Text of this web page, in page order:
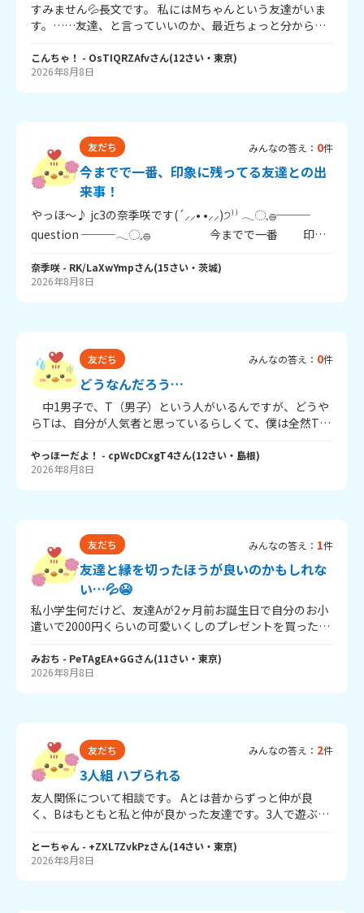
すみません💦長文です。 私にはMちゃんという友達がいま
す。……友達、と言っていいのか、最近ちょっと分からな
ったり、軽く扱ったり、上から目線で話したりします。何
かを頼まれることも多く、こき使われているように感じる
すって楽しいものなのに、Mちゃんといる時は楽しいより
先に「嫌だな……」「何を言われるんだろう……」と思っ
てしまいます。 そんな中、少し前にMちゃんが「私、絵画
展覧会に絵を飾るんだぁ～！私って絵が上手だから！！」
と、私に絵画展覧会のチケットをくれました。 その時は少
し嬉しかったです。「特別にあげる」と言ってくれたの
「やっぱりHちゃんにあげたいから、返して」と言われま
した。 返したくなかったというより、「特別にあげる」と
「今は机の中にあるから、あとでね」と言うと、Mちゃん
は「今がいいから！💢」と言って、私の許可なく机の中を
探し、勝手にチケットを持って行ってしまいました。 チケ
ットのことだけではなく、私の気持ちや意思を大切にして
もらえなかったことが悲しかったです。「私ってMちゃん
にとって都合のいい存在なのかな」と思ってしまいまし
た。 前から嫌なことを言われても我慢して、笑ってごまか
して、頼まれたら断れませんでした。最近はMちゃんと話
相談しました。 同じような経験をしたことがある人はいま
すか？似た経験をした人の考えや、どうしたらいいと思う
かを聞きたいです。あなたが思ったことを教えてくださ
こんちゃ！ - OsTIQRZAfvさん(12さい・ 東京)
2026年8月8日
友だち みんなの答え： 0件
今までで一番、印象に残ってる友達との出
来事！
やっほ～♪ jc3の奈季咲です(´⸝⸝• •⸝⸝)੭⁾⁾ 𓂃◌𓈒𓐍───
question ───𓂃◌𓈒𓐍 今までで一番 印象
𓂃◌𓈒𓐍──────────────𓂃◌𓈒𓐍 仲の良い友達
と過ごした中で、「これが一番楽しかった！」とか「今で
奈季咲 - RK/LaXwYmpさん(15さい・ 茨城)
2026年8月8日
友だち みんなの答え： 0件
どうなんだろう…
中1男子で、T（男子）という人がいるんですが、どうや
らTは、自分が人気者と思っているらしくて、僕は全然Tを
いうか自分のファンと思っているらしいです。それが気持
ち悪くて、部活帰りにも『あの前にいるKちゃんにやっほー
決のために教師に『謝ろう』言われて僕が先に謝ってTは
いまだに謝ってきていません。むかむかするし、あいつず
ーーっとタイピングやっていて、プレイグラムタイピング
なんですが、あいつは680くらいで僕は1243で、この差を
見た時Tがガチギレしてきて 僕からすれば『いや知らね
えよ』なんですけど ミナサンはどう思いますか？
やっほーだよ！ - cpWcDCxgT4さん(12さい・ 島根)
2026年8月8日
友だち みんなの答え： 1件
友達と縁を切ったほうが良いのかもしれな
い…💦😭
私小学生何だけど、友達Aが2ヶ月前お誕生日で自分のお小
遣いで2000円くらいの可愛いくしのプレゼントを買ったの
ちょっとそこでモヤッと来たんだけど、まあ良いや見たい
に思って終わったの💦で、この前、私の誕生日だったんだ
これからがヤバくてその私の誕生日から3日後くらいに私の
友達がトイレの鏡で友達Aに私があげたくしを持ってて、
「そのくし可愛いよね～！」って私が言ったらその友達が
「えだよね！これちょっと前に友達Aちゃんから貰ったの
～～～センスめっちゃあるよね！」って言ってて、
「え、、、」ってなったんだけど、マジでもう縁切ったほ
うが良いのかもって思ってマジでトイレで泣いたんだけど
さ🥹🥺酷くない💔💦もう普通に無理、、、
みおち - PeTAgEA+GGさん(11さい・ 東京)
2026年8月8日
友だち みんなの答え： 2件
3人組 ハブられる
友人関係について相談です。 Aとは昔からずっと仲が良
く、Bはもともと私と仲が良かった友達です。3人で遊ぶよ
とBがとても仲良くなり、ほぼ毎日のように通話している
ようです。3人でいるときも、私が知らない2人だけの話を
とーちゃん - +ZXL7ZvkPzさん(14さい・ 東京)
2026年8月8日